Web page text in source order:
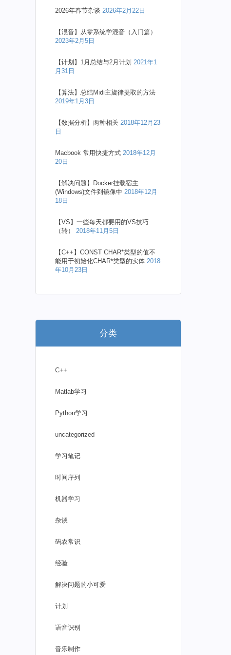
2026年春节杂谈 2026年2月22日
【混音】从零系统学混音（入门篇）
2023年2月5日
【计划】1月总结与2月计划 2021年1
月31日
【算法】总结Midi主旋律提取的方法
2019年1月3日
【数据分析】两种相关 2018年12月23
日
Macbook 常用快捷方式 2018年12月
20日
【解决问题】Docker挂载宿主
(Windows)文件到镜像中 2018年12月
18日
【VS】一些每天都要用的VS技巧
（转）
2018年11月5日
【C++】CONST CHAR*类型的值不
能用于初始化CHAR*类型的实体 2018
年10月23日
分类
C++
Matlab学习
Python学习
uncategorized
学习笔记
时间序列
机器学习
杂谈
码农常识
经验
解决问题的小可爱
计划
语音识别
音乐制作